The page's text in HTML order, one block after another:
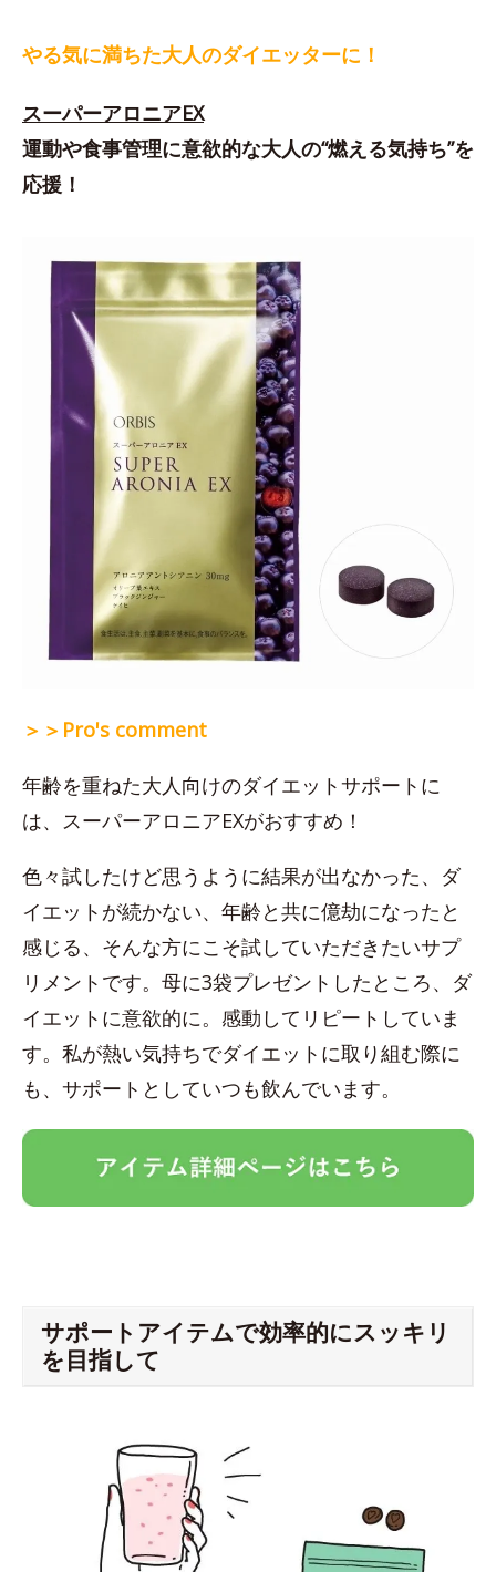
やる気に満ちた大人のダイエッターに！
スーパーアロニアEX
運動や食事管理に意欲的な大人の“燃える気持ち”を
応援！
＞＞Pro's comment
年齢を重ねた大人向けのダイエットサポートに
は、スーパーアロニアEXがおすすめ！
色々試したけど思うように結果が出なかった、ダ
イエットが続かない、年齢と共に億劫になったと
感じる、そんな方にこそ試していただきたいサプ
リメントです。母に3袋プレゼントしたところ、ダ
イエットに意欲的に。感動してリピートしていま
す。私が熱い気持ちでダイエットに取り組む際に
も、サポートとしていつも飲んでいます。
サポートアイテムで効率的にスッキリ
を目指して